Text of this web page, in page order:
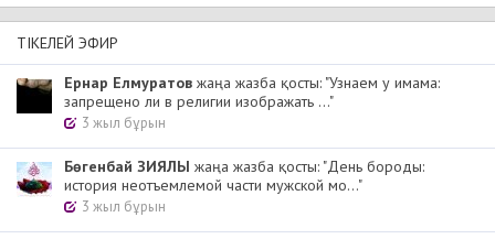
ТІКЕЛЕЙ ЭФИР
Ернар Елмуратов жаңа жазба қосты: "Узнаем у имама:
запрещено ли в религии изображать ..."
3 жыл бұрын
Бөгенбай ЗИЯЛЫ жаңа жазба қосты: "День бороды:
история неотъемлемой части мужской мо..."
3 жыл бұрын